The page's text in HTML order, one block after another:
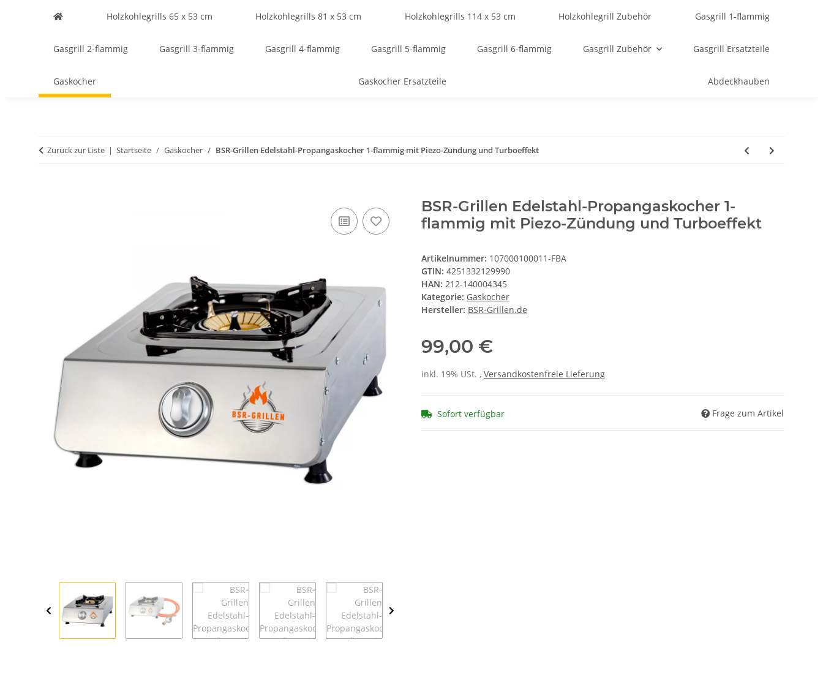
Holzkohlegrills 65 x 53 cm Holzkohlegrills 81 x 53 cm Holzkohlegrills 114 x 53 cm Holzkohlegrill Zubehör Gasgrill 1-flammig
Gasgrill 2-flammig Gasgrill 3-flammig Gasgrill 4-flammig Gasgrill 5-flammig Gasgrill 6-flammig Gasgrill Zubehör Gasgrill Ersatzteile
Gaskocher Gaskocher Ersatzteile Abdeckhauben
Zurück zur Liste Startseite Gaskocher BSR-Grillen Edelstahl-Propangaskocher 1-flammig mit Piezo-Zündung und Turboeffekt
BSR-Grillen Edelstahl-Propangaskocher 1-
flammig mit Piezo-Zündung und Turboeffekt
Artikelnummer: 107000100011-FBA
GTIN: 4251332129990
HAN: 212-140004345
Kategorie: Gaskocher
Hersteller: BSR-Grillen.de
99,00 €
inkl. 19% USt. , Versandkostenfreie Lieferung
Sofort verfügbar Frage zum Artikel